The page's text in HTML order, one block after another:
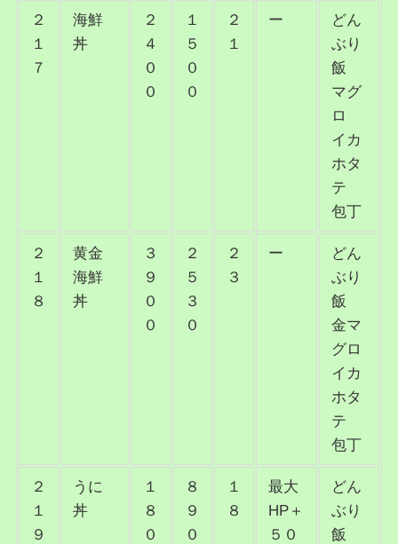
２
１
７
海鮮
丼
２
４
０
０
１
５
０
０
２
１
ー
どん
ぶり
飯
マグ
ロ
イカ
ホタ
テ
包丁
２
１
８
黄金
海鮮
丼
３
９
０
０
２
５
３
０
２
３
ー
どん
ぶり
飯
金マ
グロ
イカ
ホタ
テ
包丁
２
１
９
うに
丼
１
８
０
８
９
０
１
８
最大
HP＋
５０
どん
ぶり
飯